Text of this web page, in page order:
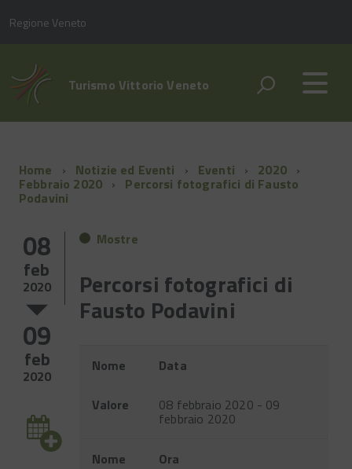
Regione Veneto
Turismo Vittorio Veneto
Home Notizie ed Eventi Eventi 2020
Febbraio 2020 Percorsi fotografici di Fausto
Podavini
08
feb
2020
09
feb
2020
Mostre
Percorsi fotografici di
Fausto Podavini
Evento
Nome Data
Valore 08 febbraio 2020 - 09
febbraio 2020
Nome Ora